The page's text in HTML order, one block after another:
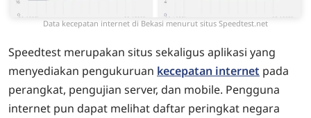
Data kecepatan internet di Bekasi menurut situs Speedtest.net
Speedtest merupakan situs sekaligus aplikasi yang
menyediakan pengukuruan kecepatan internet pada
perangkat, pengujian server, dan mobile. Pengguna
internet pun dapat melihat daftar peringkat negara